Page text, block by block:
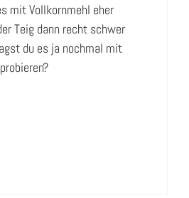
mit Vollkornmehl eher
Teig dann recht schwer
du es ja nochmal mit